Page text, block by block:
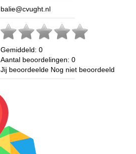
balie@cvught.nl
Gemiddeld: 0
Aantal beoordelingen: 0
Jij beoordeelde Nog niet beoordeeld